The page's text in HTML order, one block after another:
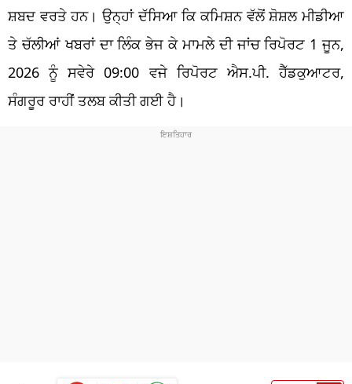
ਸ਼ਬਦ ਵਰਤੇ ਹਨ। ਉਨ੍ਹਾਂ ਦੱਸਿਆ ਕਿ ਕਮਿਸ਼ਨ ਵੱਲੋਂ ਸ਼ੋਸ਼ਲ ਮੀਡੀਆ
ਤੇ ਚੱਲੀਆਂ ਖਬਰਾਂ ਦਾ ਲਿੰਕ ਭੇਜ ਕੇ ਮਾਮਲੇ ਦੀ ਜਾਂਚ ਰਿਪੋਰਟ 1 ਜੂਨ,
2026 ਨੂੰ ਸਵੇਰੇ 09:00 ਵਜੇ ਰਿਪੋਰਟ ਐਸ.ਪੀ. ਹੈੱਡਕੁਆਟਰ,
ਸੰਗਰੂਰ ਰਾਹੀਂ ਤਲਬ ਕੀਤੀ ਗਈ ਹੈ।